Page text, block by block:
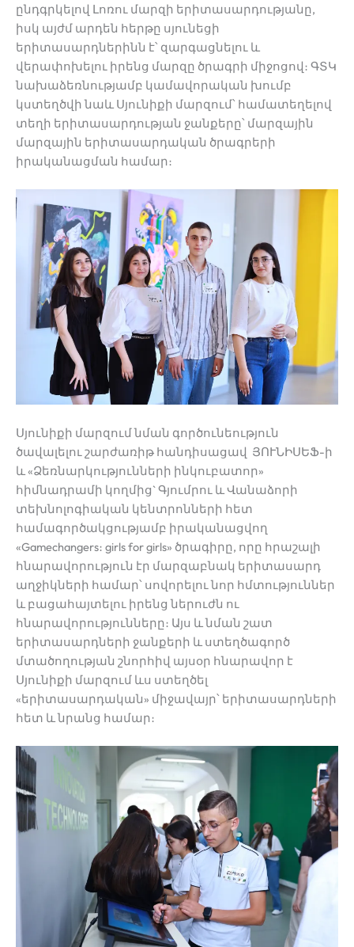
ընդգրկելով Լոռու մարզի երիտասարդությանը,
իսկ այժմ արդեն հերթը սյունեցի
երիտասարդներինն է՝ զարգացնելու և
վերափոխելու իրենց մարզը ծրագրի միջոցով։ ԳՏԿ
նախաձեռնությամբ կամավորական խումբ
կստեղծվի նաև Սյունիքի մարզում՝ համատեղելով
տեղի երիտասարդության ջանքերը՝ մարզային
մարզային երիտասարդական ծրագրերի
իրականացման համար։
Սյունիքի մարզում նման գործունեություն
ծավալելու շարժառիթ հանդիսացավ ՅՈՒՆԻՍԵՖ-ի
և «Ձեռնարկությունների ինկուբատոր»
հիմնադրամի կողմից` Գյումրու և Վանաձորի
տեխնոլոգիական կենտրոնների հետ
համագործակցությամբ իրականացվող
«Gamechangers։ girls for girls» ծրագիրը, որը հրաշալի
հնարավորություն էր մարզաբնակ երիտասարդ
աղջիկների համար՝ սովորելու նոր հմտություններ
և բացահայտելու իրենց ներուժն ու
հնարավորությունները։ Այս և նման շատ
երիտասարդների ջանքերի և ստեղծագործ
մտածողության շնորհիվ այսօր հնարավոր է
Սյունիքի մարզում ևս ստեղծել
«երիտասարդական» միջավայր՝ երիտասարդների
հետ և նրանց համար։